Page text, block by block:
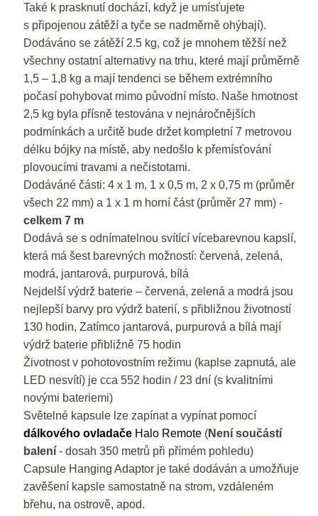
Také k prasknutí dochází, když je umísťujete
s připojenou zátěží a tyče se nadměrně ohýbají).
Dodáváno se zátěží 2.5 kg, což je mnohem těžší než
všechny ostatní alternativy na trhu, které mají průměrně
1,5 – 1,8 kg a mají tendenci se během extrémního
počasí pohybovat mimo původní místo. Naše hmotnost
2,5 kg byla přísně testována v nejnáročnějších
podmínkách a určitě bude držet kompletní 7 metrovou
délku bójky na místě, aby nedošlo k přemísťování
plovoucími travami a nečistotami.
Dodáváné části: 4 x 1 m, 1 x 0,5 m, 2 x 0,75 m (průměr
všech 22 mm) a 1 x 1 m horní část (průměr 27 mm) -
celkem 7 m
Dodává se s odnímatelnou svítící vícebarevnou kapslí,
která má šest barevných možností: červená, zelená,
modrá, jantarová, purpurová, bílá
Nejdelší výdrž baterie – červená, zelená a modrá jsou
nejlepší barvy pro výdrž baterií, s přibližnou životností
130 hodin, Zatímco jantarová, purpurová a bílá mají
výdrž baterie přibližně 75 hodin
Životnost v pohotovostním režimu (kaplse zapnutá, ale
LED nesvítí) je cca 552 hodin / 23 dní (s kvalitními
novými bateriemi)
Světelné kapsule lze zapínat a vypínat pomocí
dálkového ovladače Halo Remote (Není součástí
balení - dosah 350 metrů při přímém pohledu)
Capsule Hanging Adaptor je také dodáván a umožňuje
zavěšení kapsle samostatně na strom, vzdáleném
břehu, na ostrově, apod.